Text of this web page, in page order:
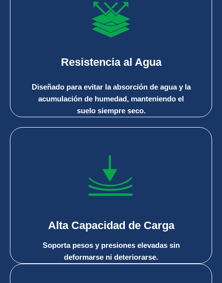
Resistencia al Agua
Diseñado para evitar la absorción de agua y la
acumulación de humedad, manteniendo el
suelo siempre seco.
Alta Capacidad de Carga
Soporta pesos y presiones elevadas sin
deformarse ni deteriorarse.